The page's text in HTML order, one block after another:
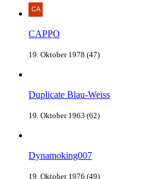
CAPPO
19. Oktober 1978 (47)
Duplicate Blau-Weiss
19. Oktober 1963 (62)
Dynamoking007
19. Oktober 1976 (49)